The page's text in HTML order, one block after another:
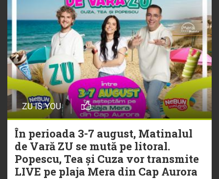
ZU IS YOU
În perioada 3-7 august, Matinalul
de Vară ZU se mută pe litoral.
Popescu, Tea și Cuza vor transmite
LIVE pe plaja Mera din Cap Aurora